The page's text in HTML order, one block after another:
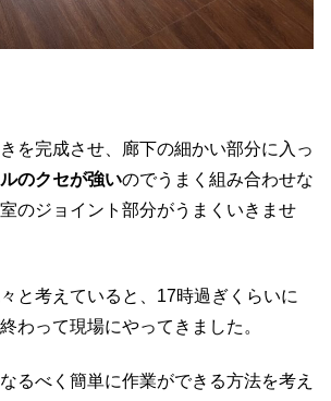
を完成させ、廊下の細かい部分に入っ
のクセが強いのでうまく組み合わせな
のジョイント部分がうまくいきませ
と考えていると、17時過ぎくらいに
わって現場にやってきました。
るべく簡単に作業ができる方法を考え